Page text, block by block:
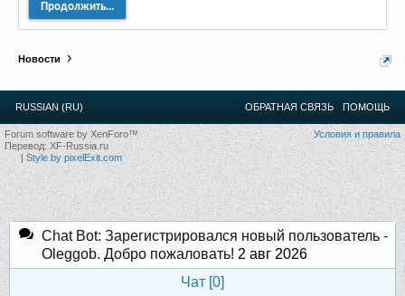
Продолжить...
Новости
RUSSIAN (RU) ОБРАТНАЯ СВЯЗЬ ПОМОЩЬ
Условия и правила
Forum software by XenForo™
Перевод:XF-Russia.ru
|Style by pixelExit.com
Chat Bot: Зарегистрировался новый пользователь -
Oleggob. Добро пожаловать! 2 авг 2026
Чат [0]